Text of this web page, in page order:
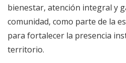
bienestar, atención integral y
comunidad, como parte de la
para fortalecer la presencia
territorio.